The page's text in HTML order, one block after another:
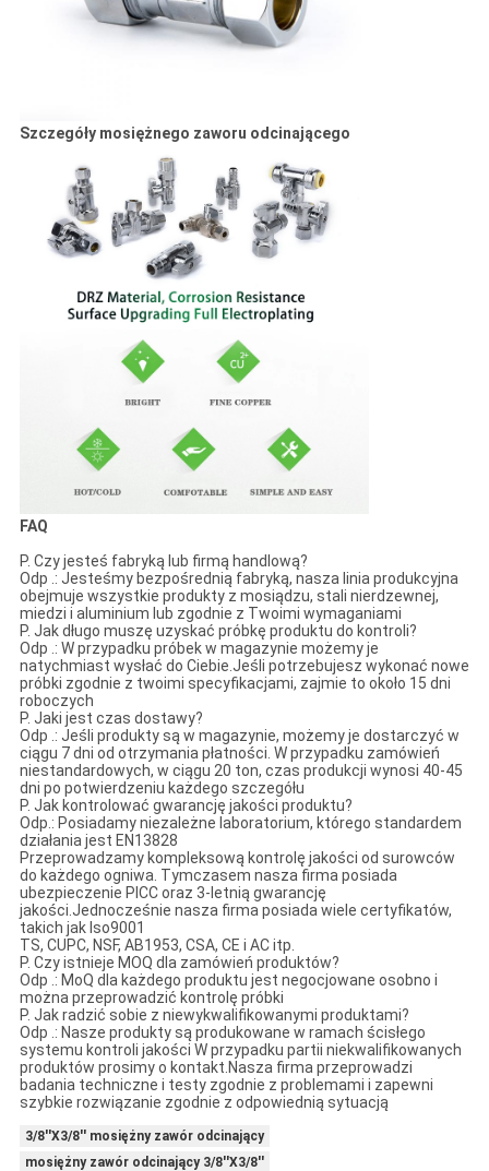
Szczegóły mosiężnego zaworu odcinającego
FAQ
P. Czy jesteś fabryką lub firmą handlową?
Odp .: Jesteśmy bezpośrednią fabryką, nasza linia produkcyjna
obejmuje wszystkie produkty z mosiądzu, stali nierdzewnej,
miedzi i aluminium lub zgodnie z Twoimi wymaganiami
P. Jak długo muszę uzyskać próbkę produktu do kontroli?
Odp .: W przypadku próbek w magazynie możemy je
natychmiast wysłać do Ciebie.Jeśli potrzebujesz wykonać nowe
próbki zgodnie z twoimi specyfikacjami, zajmie to około 15 dni
roboczych
P. Jaki jest czas dostawy?
Odp .: Jeśli produkty są w magazynie, możemy je dostarczyć w
ciągu 7 dni od otrzymania płatności. W przypadku zamówień
niestandardowych, w ciągu 20 ton, czas produkcji wynosi 40-45
dni po potwierdzeniu każdego szczegółu
P. Jak kontrolować gwarancję jakości produktu?
Odp.: Posiadamy niezależne laboratorium, którego standardem
działania jest EN13828
Przeprowadzamy kompleksową kontrolę jakości od surowców
do każdego ogniwa. Tymczasem nasza firma posiada
ubezpieczenie PICC oraz 3-letnią gwarancję
jakości.Jednocześnie nasza firma posiada wiele certyfikatów,
takich jak Iso9001
TS, CUPC, NSF, AB1953, CSA, CE i AC itp.
P. Czy istnieje MOQ dla zamówień produktów?
Odp .: MoQ dla każdego produktu jest negocjowane osobno i
można przeprowadzić kontrolę próbki
P. Jak radzić sobie z niewykwalifikowanymi produktami?
Odp .: Nasze produkty są produkowane w ramach ścisłego
systemu kontroli jakości W przypadku partii niekwalifikowanych
produktów prosimy o kontakt.Nasza firma przeprowadzi
badania techniczne i testy zgodnie z problemami i zapewni
szybkie rozwiązanie zgodnie z odpowiednią sytuacją
3/8''X3/8'' mosiężny zawór odcinający
mosiężny zawór odcinający 3/8''X3/8''